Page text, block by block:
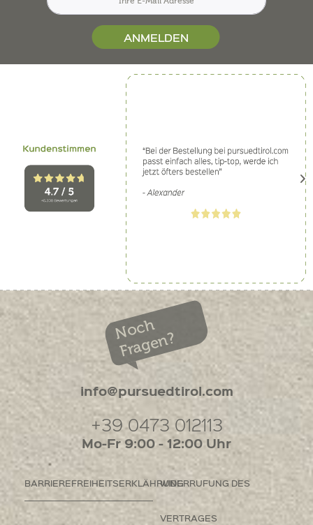
ANMELDEN
Noch
Fragen?
info@pursuedtirol.com
+39 0473 012113
Mo-Fr 9:00 - 12:00 Uhr
BARRIEREFREIHEITSERKLÄHRUNGWIDERRUFUNG DES
VERTRAGES